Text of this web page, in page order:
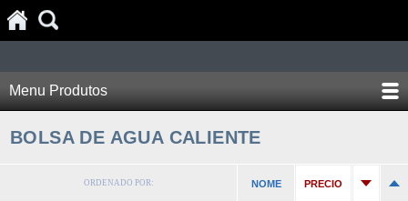
Menu Produtos
BOLSA DE AGUA CALIENTE
ORDENADO POR: NOME PRECIO